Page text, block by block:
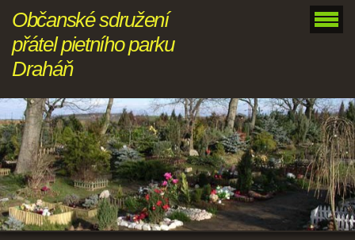
Občanské sdružení
přátel pietního parku
Draháň